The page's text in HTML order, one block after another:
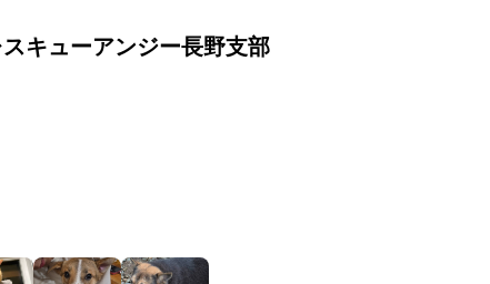
キューアンジー長野支部